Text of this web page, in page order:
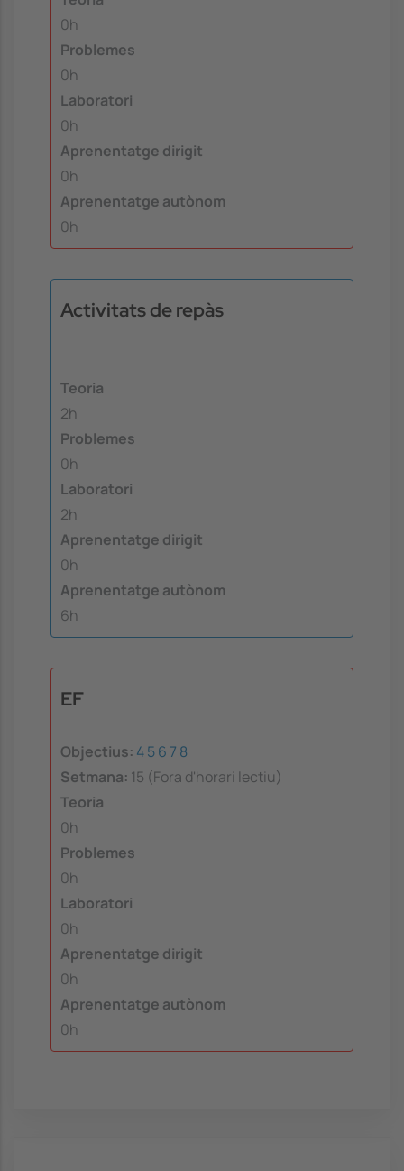
0h
Problemes
0h
Laboratori
0h
Aprenentatge dirigit
0h
Aprenentatge autònom
0h
Activitats de repàs
Teoria
2h
Problemes
0h
Laboratori
2h
Aprenentatge dirigit
0h
Aprenentatge autònom
6h
EF
Objectius: 456 7 8
Setmana: 15 (Fora d'horari lectiu)
Teoria
0h
Problemes
0h
Laboratori
0h
Aprenentatge dirigit
0h
Aprenentatge autònom
0h